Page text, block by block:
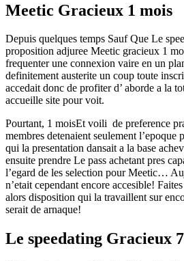
Meetic Gracieux 1 mois
Depuis quelques temps Sauf Que Le
proposition adjuree Meetic gracieux 1
frequenter une connexion vaire en un
definitement austerite un coup toute
accedait donc de profiter d’ aborde a la
accueille site pour voit.
Pourtant, 1 moisEt voili de preference
membres detenaient seulement
qui la presentation dansait a la base
ensuite prendre Le pass achetant pres
l’egard de les selection pour Meetic…
n’etait cependant encore accesible!
alors disposition qui la travaillent sur
serait de arnaque!
Le speedating Gracieux